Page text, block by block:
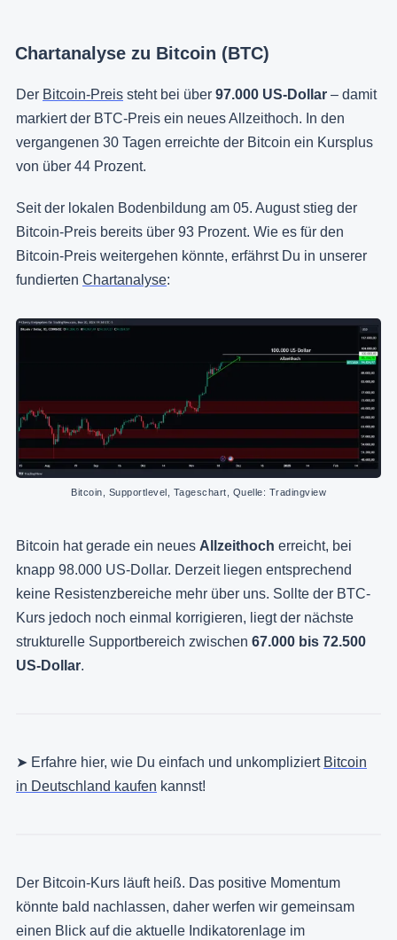
Chartanalyse zu Bitcoin (BTC)
Der Bitcoin-Preis steht bei über 97.000 US-Dollar – damit
markiert der BTC-Preis ein neues Allzeithoch. In den
vergangenen 30 Tagen erreichte der Bitcoin ein Kursplus
von über 44 Prozent.
Seit der lokalen Bodenbildung am 05. August stieg der
Bitcoin-Preis bereits über 93 Prozent. Wie es für den
Bitcoin-Preis weitergehen könnte, erfährst Du in unserer
fundierten Chartanalyse:
Bitcoin, Supportlevel, Tageschart, Quelle: Tradingview
Bitcoin hat gerade ein neues Allzeithoch erreicht, bei
knapp 98.000 US-Dollar. Derzeit liegen entsprechend
keine Resistenzbereiche mehr über uns. Sollte der BTC-
Kurs jedoch noch einmal korrigieren, liegt der nächste
strukturelle Supportbereich zwischen 67.000 bis 72.500
US-Dollar.
➤ Erfahre hier, wie Du einfach und unkompliziert Bitcoin
in Deutschland kaufen kannst!
Der Bitcoin-Kurs läuft heiß. Das positive Momentum
könnte bald nachlassen, daher werfen wir gemeinsam
einen Blick auf die aktuelle Indikatorenlage im